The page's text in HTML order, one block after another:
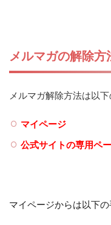
メルマガの解除方
メルマガ解除方法は以下
マイページ
公式サイトの専用ペ
マイページからは以下